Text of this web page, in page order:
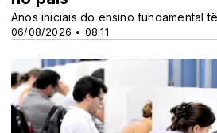
06/08/2026 • 08:11
Anos iniciais do ensino fundamental